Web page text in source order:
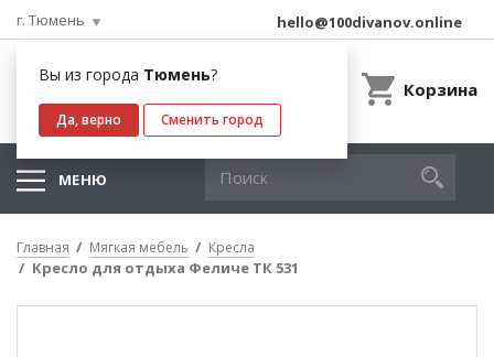
г. Тюмень
Вы из города Тюмень?
Да, верно Сменить город
hello@100divanov.online
Корзина
МЕНЮ
Главная Мягкая мебель Кресла
Кресло для отдыха Феличе ТК 531